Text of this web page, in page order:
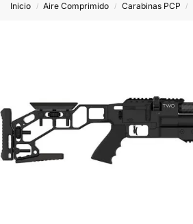
Inicio / Aire Comprimido / Carabinas PCP /